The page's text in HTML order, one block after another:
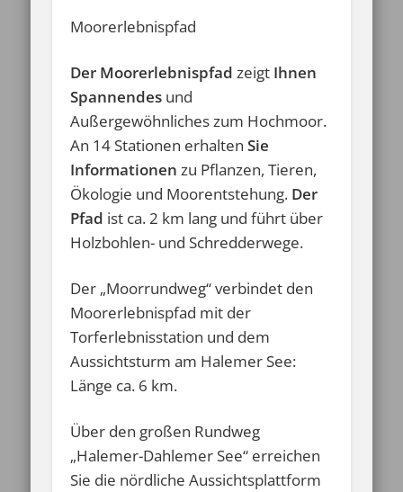
Moorerlebnispfad
Der Moorerlebnispfad zeigt Ihnen
Spannendes und
Außergewöhnliches zum Hochmoor.
An 14 Stationen erhaltenSie
Informationen zu Pflanzen, Tieren,
Ökologie und Moorentstehung. Der
Pfad ist ca. 2 km lang und führt über
Holzbohlen- und Schredderwege.
Der „Moorrundweg“ verbindet den
Moorerlebnispfad mit der
Torferlebnisstation und dem
Aussichtsturm am Halemer See:
Länge ca. 6 km.
Über den großen Rundweg
„Halemer-Dahlemer See“ erreichen
Sie die nördliche Aussichtsplattform